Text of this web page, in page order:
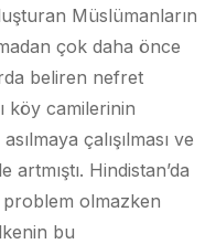
Müslümanların
çok daha önce
beliren nefret
köy camilerinin
çalışılması ve
Hindistan’da
olmazken
bu